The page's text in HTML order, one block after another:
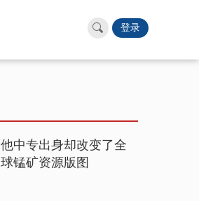
登录
他中专出身却改变了全
球锰矿资源版图